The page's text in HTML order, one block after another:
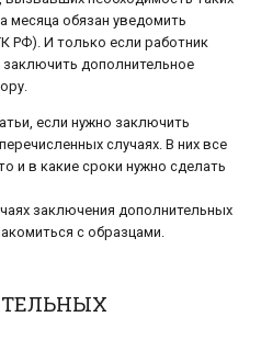
месяца обязан уведомить
РФ). И только если работник
дополнительное
если нужно заключить
случаях. В них все
и в какие сроки нужно сделать
заключения дополнительных
с образцами.